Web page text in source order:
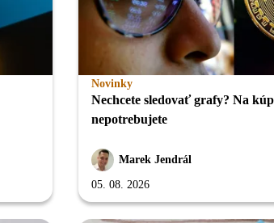
Novinky
Nechcete sledovať grafy? Na
nepotrebujete
Marek Jendrál
05. 08. 2026